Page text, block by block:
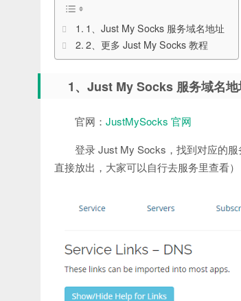
1、Just My Socks 服务域名地址
2、更多 Just My Socks 教程
1、Just My Socks 服务域名
官网： JustMySocks 官网
登录 Just My Socks，找到对应的
直接放出，大家可以自行去服务里查看